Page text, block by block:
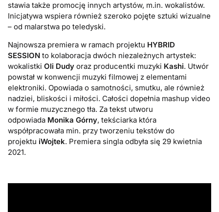
stawia także promocję innych artystów, m.in. wokalistów.
Inicjatywa wspiera również szeroko pojęte sztuki wizualne
– od malarstwa po teledyski.
Najnowsza premiera w ramach projektu HYBRID
SESSION to kolaboracja dwóch niezależnych artystek:
wokalistkiOli Dudy oraz producentki muzyki Kashi. Utwór
powstał w konwencji muzyki filmowej z elementami
elektroniki. Opowiada o samotności, smutku, ale również
nadziei, bliskości i miłości. Całości dopełnia mashup video
w formie muzycznego tła. Za tekst utworu
odpowiada Monika Górny, tekściarka która
współpracowała min. przy tworzeniu tekstów do
projektu iWojtek. Premiera singla odbyła się 29 kwietnia
2021.